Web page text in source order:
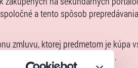
a tento spôsob
zmluvu, ktorej predmetom je kúpa
sú uvedené priamo v košíku.